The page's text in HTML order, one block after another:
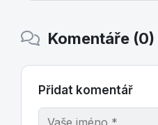
Komentáře (0)
Přidat komentář